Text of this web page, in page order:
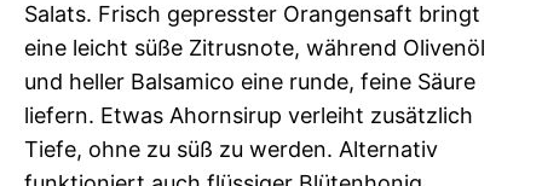
Salats. Frisch gepresster Orangensaft bringt
eine leicht süße Zitrusnote, während Olivenöl
und heller Balsamico eine runde, feine Säure
liefern. Etwas Ahornsirup verleiht zusätzlich
Tiefe, ohne zu süß zu werden. Alternativ